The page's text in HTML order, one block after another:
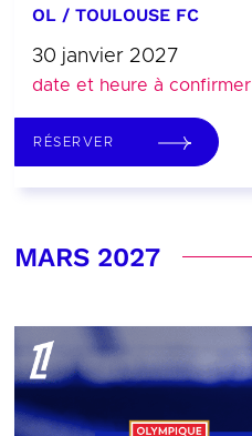
OL / TOULOUSE FC
30 janvier 2027
date et heure à confirmer
RÉSERVER
MARS 2027